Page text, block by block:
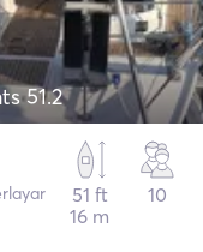
51.2
51 ft
16 m
10